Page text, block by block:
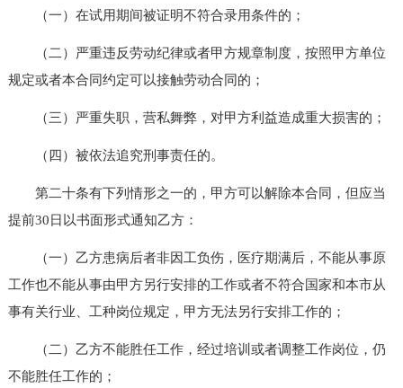
（一）在试用期间被证明不符合录用条件的；
（二）严重违反劳动纪律或者甲方规章制度，按照甲方单位
规定或者本合同约定可以接触劳动合同的；
（三）严重失职，营私舞弊，对甲方利益造成重大损害的；
（四）被依法追究刑事责任的。
第二十条有下列情形之一的，甲方可以解除本合同，但应当
提前30日以书面形式通知乙方：
（一）乙方患病后者非因工负伤，医疗期满后，不能从事原
工作也不能从事由甲方另行安排的工作或者不符合国家和本市从
事有关行业、工种岗位规定，甲方无法另行安排工作的；
（二）乙方不能胜任工作，经过培训或者调整工作岗位，仍
不能胜任工作的；